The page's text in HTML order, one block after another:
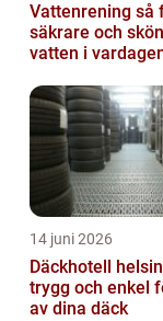
Vattenrening så får du
säkrare och
vatten i
14 juni 2026
Däckhotell
trygg och enkel
av dina däck